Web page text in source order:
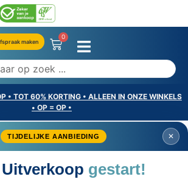
maken
0
• TOT 60% KORTING • ALLEEN IN ONZE WINKELS
• OP = OP •
TIJDELIJKE AANBIEDING ✕
Uitverkoop gestart!
voor het opmaken van...
voor het
van je bed: de